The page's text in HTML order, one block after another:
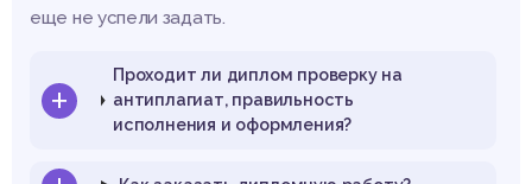
еще не успели задать.
Проходит ли диплом проверку на
антиплагиат, правильность
исполнения и оформления?